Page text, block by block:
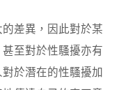
差異，因此對於某
至對於性騷擾亦有
於潛在的性騷擾加